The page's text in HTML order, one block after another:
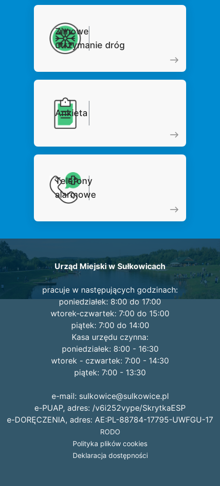
Zimowe
utrzymanie dróg
Ankieta
Telefony
alarmowe
Urząd Miejski w Sułkowicach
pracuje w następujących godzinach:
poniedziałek: 8:00 do 17:00
wtorek-czwartek: 7:00 do 15:00
piątek: 7:00 do 14:00
Kasa urzędu czynna:
poniedziałek: 8:00 - 16:30
wtorek - czwartek: 7:00 - 14:30
piątek: 7:00 - 13:30
e-mail: sulkowice@sulkowice.pl
e-PUAP, adres: /v6i252vype/SkrytkaESP
e-DORĘCZENIA, adres: AE:PL-88784-17795-UWFGU-17
RODO
Polityka plików cookies
Deklaracja dostępności